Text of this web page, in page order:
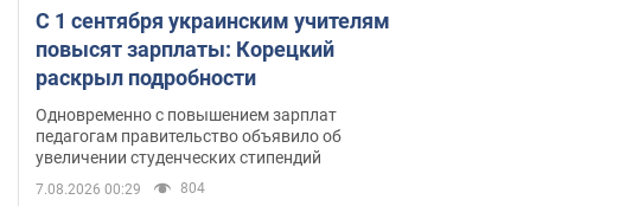
С 1 сентября украинским учителям
повысят зарплаты: Корецкий
раскрыл подробности
Одновременно с повышением зарплат
педагогам правительство объявило об
увеличении студенческих стипендий
7.08.2026 00:29 804